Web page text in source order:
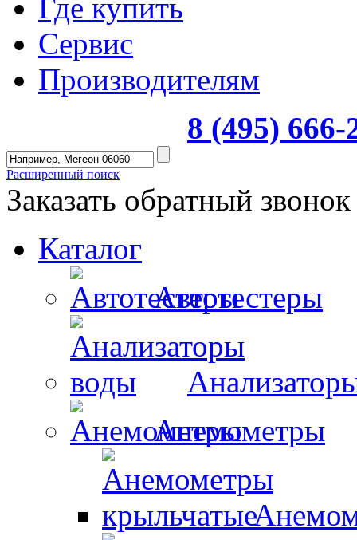
Где купить
Сервис
Производителям
8 (495)
Расширенный поиск
Заказать обратный звонок
Каталог
Автотестеры
Анемометры